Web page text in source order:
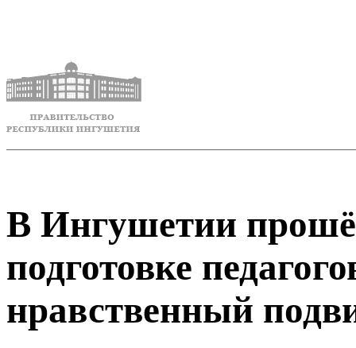
В Ингушетии
подготовке
нравственный